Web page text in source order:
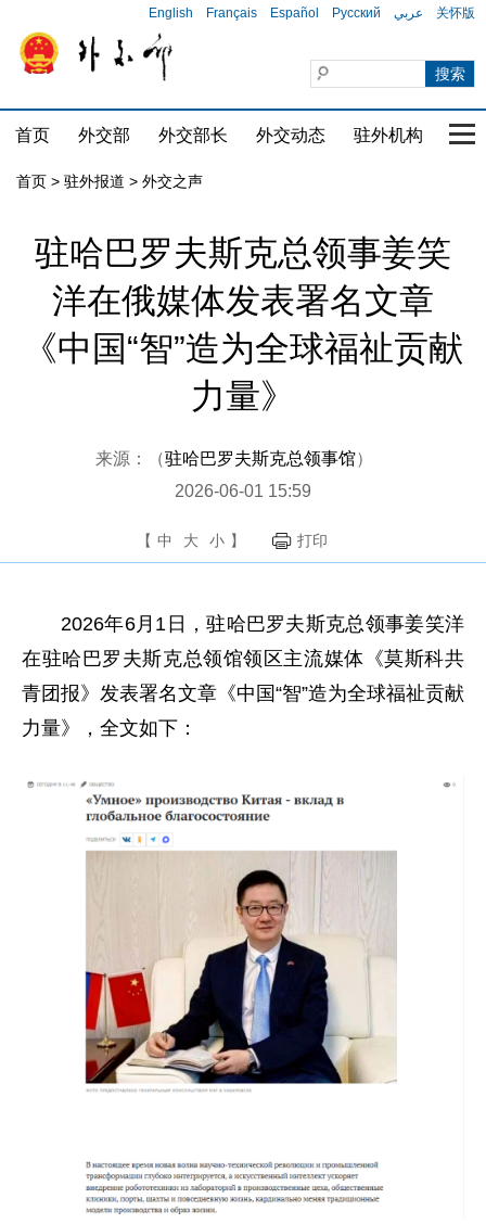
English Français Español Русский عربي 关怀版
首页 外交部 外交部长 外交动态 驻外机构 国
首页 > 驻外报道 > 外交之声
驻哈巴罗夫斯克总领事姜笑
洋在俄媒体发表署名文章
《中国“智”造为全球福祉贡献
力量》
来源：（驻哈巴罗夫斯克总领事馆）
2026-06-01 15:59
【 中 大 小 】 打印
2026年6月1日，驻哈巴罗夫斯克总领事姜笑洋
在驻哈巴罗夫斯克总领馆领区主流媒体《莫斯科共
青团报》发表署名文章《中国“智”造为全球福祉贡献
力量》，全文如下：